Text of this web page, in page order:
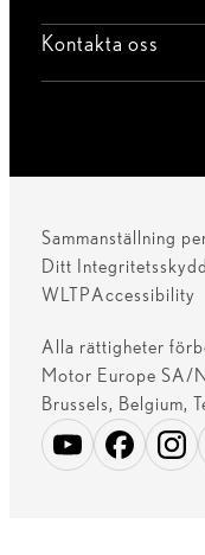
Kontakta oss
Sammanställning
Ditt
WLTPAccessibility
Alla rättigheter
Motor Europe SA/
Brussels, Belgium,